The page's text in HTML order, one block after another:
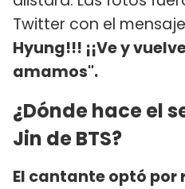
Twitter con el
Hyung!!! ¡¡Ve y
amamos".
¿Dónde hace el
Jin de BTS?
El cantante optó por